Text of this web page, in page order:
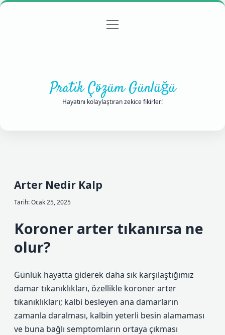
Gizlilik Politikası
menüyü
Pratik Çözüm Günlüğü
Hayatını kolaylaştıran zekice fikirler!
Arter Nedir Kalp
Tarih: Ocak 25, 2025
Koroner arter tıkanırsa ne
olur?
Günlük hayatta giderek daha sık karşılaştığımız
damar tıkanıklıkları, özellikle koroner arter
tıkanıklıkları; kalbi besleyen ana damarların
zamanla daralması, kalbin yeterli besin alamaması
ve buna bağlı semptomların ortaya çıkması